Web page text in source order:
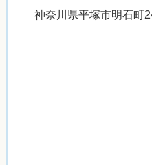
神奈川県平塚市明石町